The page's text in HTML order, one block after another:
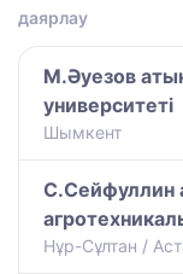
даярлау
М.Әуезов
университеті
Шымкент
С.Сейфуллин
Нұр-Сұлтан /